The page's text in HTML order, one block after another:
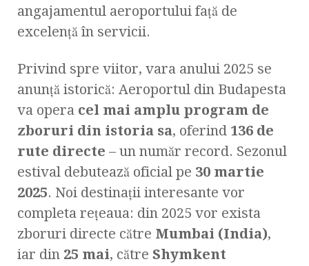
angajamentul aeroportului față de
excelență în servicii.
Privind spre viitor, vara anului 2025 se
anunță istorică: Aeroportul din Budapesta
va opera cel mai amplu program de
zboruri din istoria sa, oferind 136 de
rute directe – un număr record. Sezonul
estival debutează oficial pe 30 martie
2025. Noi destinații interesante vor
completa rețeaua: din 2025 vor exista
zboruri directe către Mumbai (India),
iar din 25 mai, către Shymkent